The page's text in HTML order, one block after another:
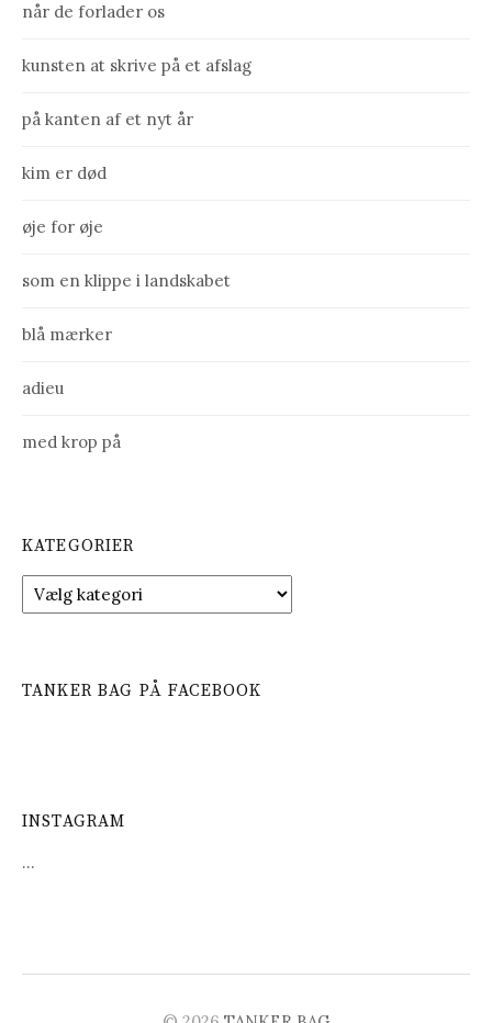
når de forlader os
kunsten at skrive på et afslag
på kanten af et nyt år
kim er død
øje for øje
som en klippe i landskabet
blå mærker
adieu
med krop på
KATEGORIER
a
g
TANKER BAG PÅ FACEBOOK
INSTAGRAM
…